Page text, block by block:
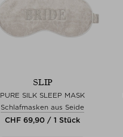
SLIP
PURE SILK SLEEP MASK
Schlafmasken aus Seide
CHF 69,90 / 1 Stück